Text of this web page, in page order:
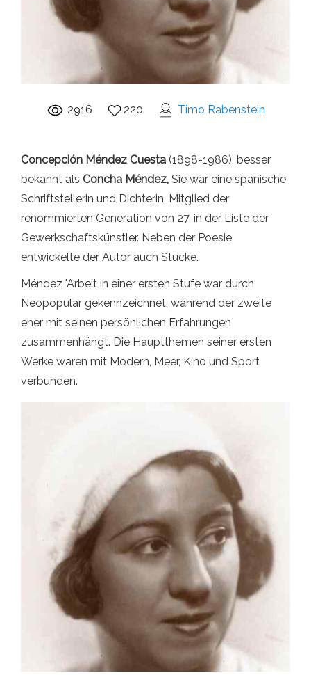
2916 220 Timo Rabenstein
Concepción Méndez Cuesta (1898-1986), besser
bekannt als Concha Méndez, Sie war eine spanische
Schriftstellerin und Dichterin, Mitglied der
renommierten Generation von 27, in der Liste der
Gewerkschaftskünstler. Neben der Poesie
entwickelte der Autor auch Stücke.
Méndez 'Arbeit in einer ersten Stufe war durch
Neopopular gekennzeichnet, während der zweite
eher mit seinen persönlichen Erfahrungen
zusammenhängt. Die Hauptthemen seiner ersten
Werke waren mit Modern, Meer, Kino und Sport
verbunden.